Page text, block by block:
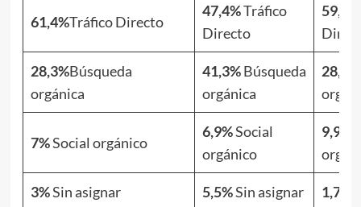
61,4%Tráfico Directo
47,4%Tráfico
Directo
59,9%
28,3%Búsqueda
orgánica
41,3%Búsqueda
orgánica
28,5%
7%Social orgánico
6,9%Social
orgánico
9,9%
3%Sin asignar 5,5%Sin asignar 1,7%